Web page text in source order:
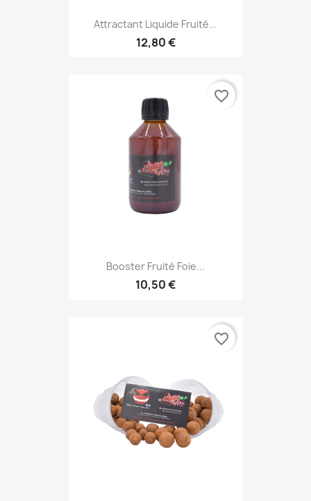
Attractant Liquide Fruité...
12,80 €
Booster Fruité Foie...
10,50 €
favorite_border
favorite_border